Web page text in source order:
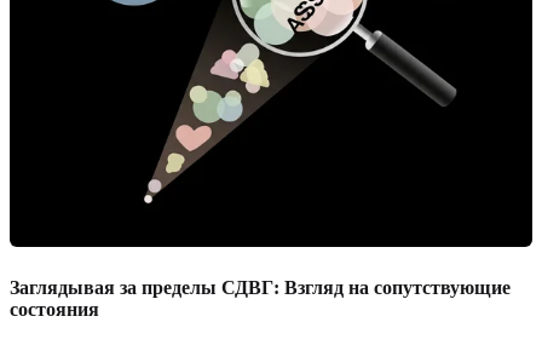
Заглядывая за пределы СДВГ: Взгляд на сопутствующие
состояния